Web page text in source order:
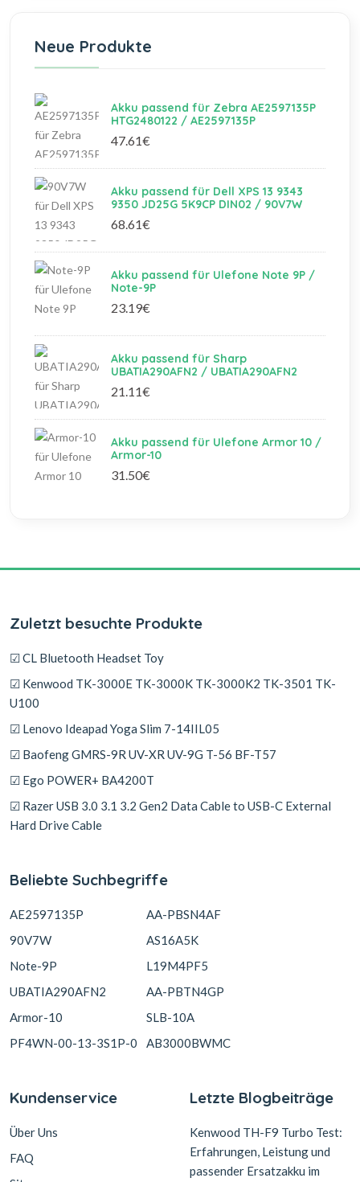
Neue Produkte
Akku passend für Zebra AE2597135P
HTG2480122 / AE2597135P
47.61€
Akku passend für Dell XPS 13 9343
9350 JD25G 5K9CP DIN02 / 90V7W
68.61€
Akku passend für Ulefone Note 9P /
Note-9P
23.19€
Akku passend für Sharp
UBATIA290AFN2 / UBATIA290AFN2
21.11€
Akku passend für Ulefone Armor 10 /
Armor-10
31.50€
Zuletzt besuchte Produkte
☑ CL Bluetooth Headset Toy
☑ Kenwood TK-3000E TK-3000K TK-3000K2 TK-3501 TK-
U100
☑ Lenovo Ideapad Yoga Slim 7-14IIL05
☑ Baofeng GMRS-9R UV-XR UV-9G T-56 BF-T57
☑ Ego POWER+ BA4200T
☑ Razer USB 3.0 3.1 3.2 Gen2 Data Cable to USB-C External
Hard Drive Cable
Beliebte Suchbegriffe
AE2597135P
90V7W
Note-9P
UBATIA290AFN2
Armor-10
PF4WN-00-13-3S1P-0
AA-PBSN4AF
AS16A5K
L19M4PF5
AA-PBTN4GP
SLB-10A
AB3000BWMC
Kundenservice
Über Uns
FAQ
Letzte Blogbeiträge
Kenwood TH-F9 Turbo Test:
Erfahrungen, Leistung und
passender Ersatzakku im